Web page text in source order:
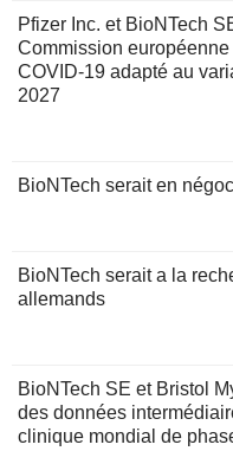
Pfizer Inc. et BioNTech
Commission
COVID-19 adapté au
2027
BioNTech serait en
BioNTech serait a la
allemands
BioNTech SE et Bristol
des données
clinique mondial de